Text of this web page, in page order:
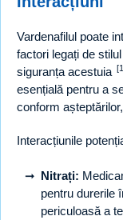
Vardenafilul poate
factori legați de
siguranța acestuia
esențială pentru a
conform
Interacțiunile
Nitrați:
pentru durerile
periculoasă a